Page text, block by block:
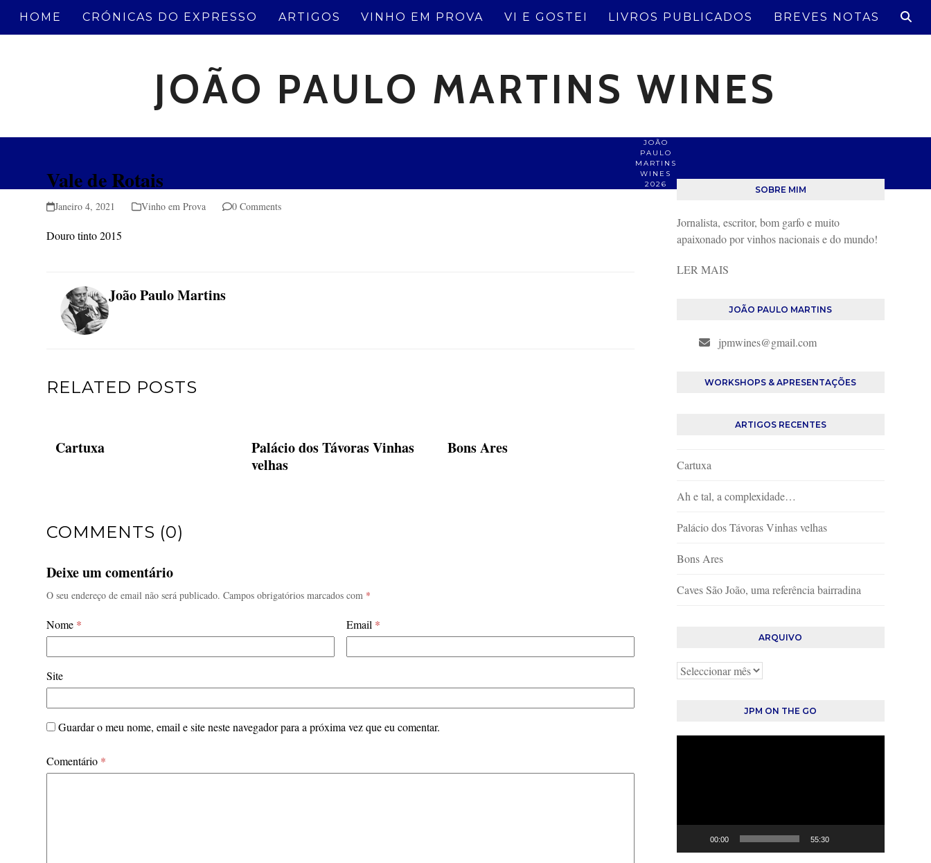
HOME CRÓNICAS DO EXPRESSO ARTIGOS VINHO EM PROVA VI E GOSTEI LIVROS PUBLICADOS BREVES NOTAS
JOÃO PAULO MARTINS WINES
Vale de Rotais
Janeiro 4, 2021 Vinho em Prova 0 Comments
Douro tinto 2015
João Paulo Martins
RELATED POSTS
Cartuxa
Palácio dos Távoras Vinhas
velhas
Bons Ares
COMMENTS (0)
Deixe um comentário
O seu endereço de email não será publicado. Campos obrigatórios marcados com *
Nome * Email *
Site
Guardar o meu nome, email e site neste navegador para a próxima vez que eu comentar.
Comentário *
SOBRE MIM
Jornalista, escritor, bom garfo e muito
apaixonado por vinhos nacionais e do mundo!
LER MAIS
JOÃO PAULO MARTINS
jpmwines@gmail.com
WORKSHOPS & APRESENTAÇÕES
ARTIGOS RECENTES
Cartuxa
Ah e tal, a complexidade…
Palácio dos Távoras Vinhas velhas
Bons Ares
Caves São João, uma referência bairradina
ARQUIVO
Arquivo
JPM ON THE GO
00:00 55:30
JOÃO
PAULO
MARTINS
WINES
2026